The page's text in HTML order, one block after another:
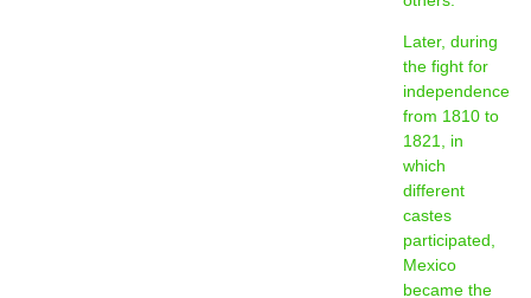
Later, during
the fight for
independence
from 1810 to
1821, in
which
different
castes
participated,
Mexico
became the